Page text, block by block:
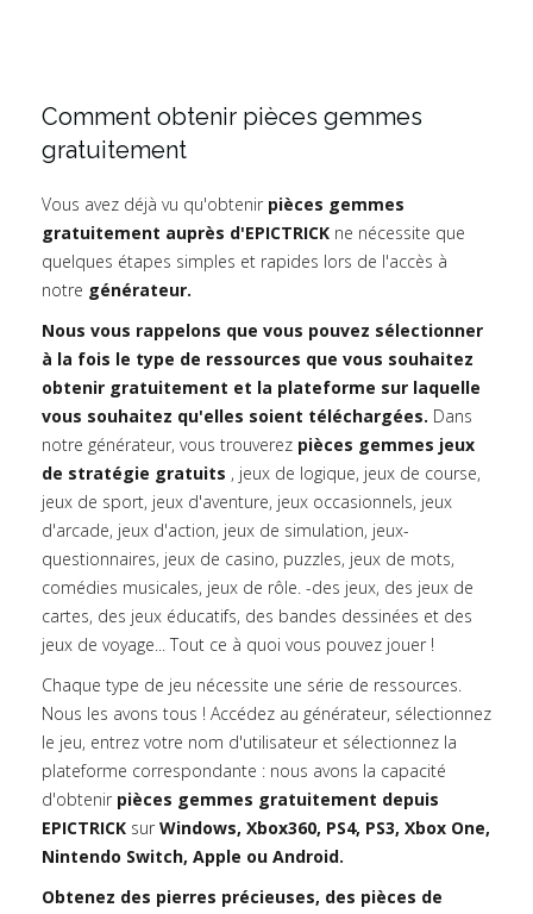
Comment obtenir pièces gemmes
gratuitement
Vous avez déjà vu qu'obtenir pièces gemmes
gratuitement auprès d'EPICTRICK ne nécessite que
quelques étapes simples et rapides lors de l'accès à
notre générateur.
Nous vous rappelons que vous pouvez sélectionner
à la fois le type de ressources que vous souhaitez
obtenir gratuitement et la plateforme sur laquelle
vous souhaitez qu'elles soient téléchargées. Dans
notre générateur, vous trouverez pièces gemmes jeux
de stratégie gratuits , jeux de logique, jeux de course,
jeux de sport, jeux d'aventure, jeux occasionnels, jeux
d'arcade, jeux d'action, jeux de simulation, jeux-
questionnaires, jeux de casino, puzzles, jeux de mots,
comédies musicales, jeux de rôle. -des jeux, des jeux de
cartes, des jeux éducatifs, des bandes dessinées et des
jeux de voyage... Tout ce à quoi vous pouvez jouer !
Chaque type de jeu nécessite une série de ressources.
Nous les avons tous ! Accédez au générateur, sélectionnez
le jeu, entrez votre nom d'utilisateur et sélectionnez la
plateforme correspondante : nous avons la capacité
d'obtenir pièces gemmes gratuitement depuis
EPICTRICK sur Windows, Xbox360, PS4, PS3, Xbox One,
Nintendo Switch, Apple ou Android.
Obtenez des pierres précieuses, des pièces de